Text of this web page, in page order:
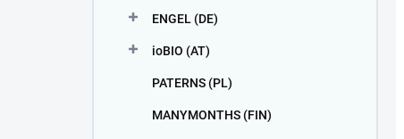
ENGEL (DE)
ioBIO (AT)
PATERNS (PL)
MANYMONTHS (FIN)